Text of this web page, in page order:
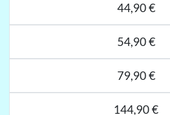
44,90 €
54,90 €
79,90 €
144,90 €